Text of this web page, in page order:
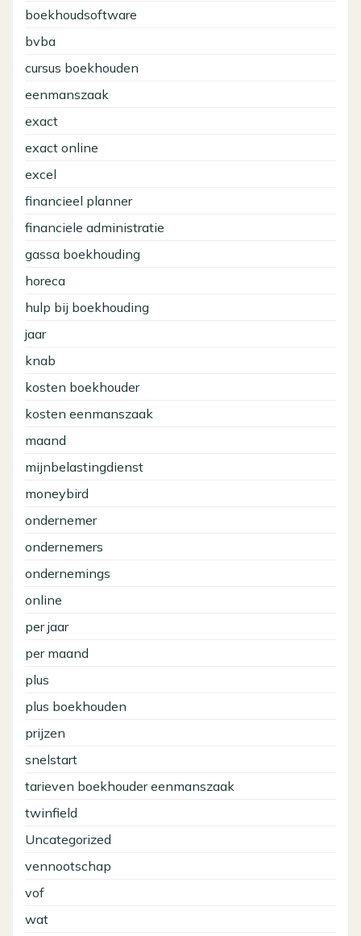
boekhoudsoftware
bvba
cursus boekhouden
eenmanszaak
exact
exact online
excel
financieel planner
financiele administratie
gassa boekhouding
horeca
hulp bij boekhouding
jaar
knab
kosten boekhouder
kosten eenmanszaak
maand
mijnbelastingdienst
moneybird
ondernemer
ondernemers
ondernemings
online
per jaar
per maand
plus
plus boekhouden
prijzen
snelstart
tarieven boekhouder eenmanszaak
twinfield
Uncategorized
vennootschap
vof
wat